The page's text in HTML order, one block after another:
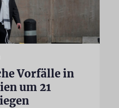
Vorfälle in
um 21